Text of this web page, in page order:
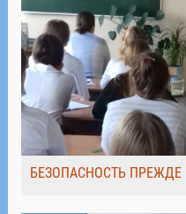
БЕЗОПАСНОСТЬ ПРЕЖДЕ